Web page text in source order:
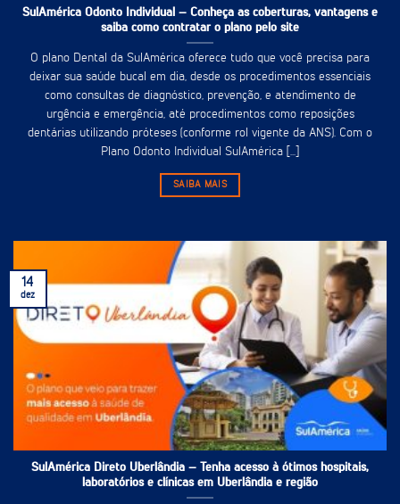
SulAmérica Odonto Individual – Conheça as coberturas, vantagens e
saiba como contratar o plano pelo site
O plano Dental da SulAmérica oferece tudo que você precisa para
deixar sua saúde bucal em dia, desde os procedimentos essenciais
como consultas de diagnóstico, prevenção, e atendimento de
urgência e emergência, até procedimentos como reposições
dentárias utilizando próteses (conforme rol vigente da ANS). Com o
Plano Odonto Individual SulAmérica [...]
SAIBA MAIS
SulAmérica Direto Uberlândia – Tenha acesso à ótimos hospitais,
laboratórios e clínicas em Uberlândia e região
14
dez